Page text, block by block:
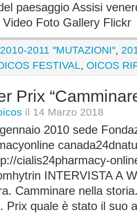
paesaggio Assisi
Video Foto Gallery
2010-2011 "MUTAZIONI",
FESTIVAL, OICOS
Prix
il 14 Marzo 2018
2010 sede
cialis24pharmacy-
INTERVISTA A
Camminare nella
Prix quale è stato il suo